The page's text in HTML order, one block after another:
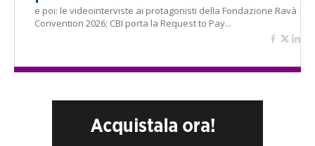
e poi: le videointerviste ai protagonisti della Fondazione Ravà
Convention 2026; CBI porta la Request to Pay...